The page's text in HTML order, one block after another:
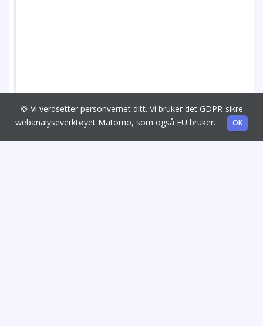
🍪 Vi verdsetter personvernet ditt. Vi bruker det GDPR-sikre
webanalyseverktøyet Matomo, som også EU bruker.
OK